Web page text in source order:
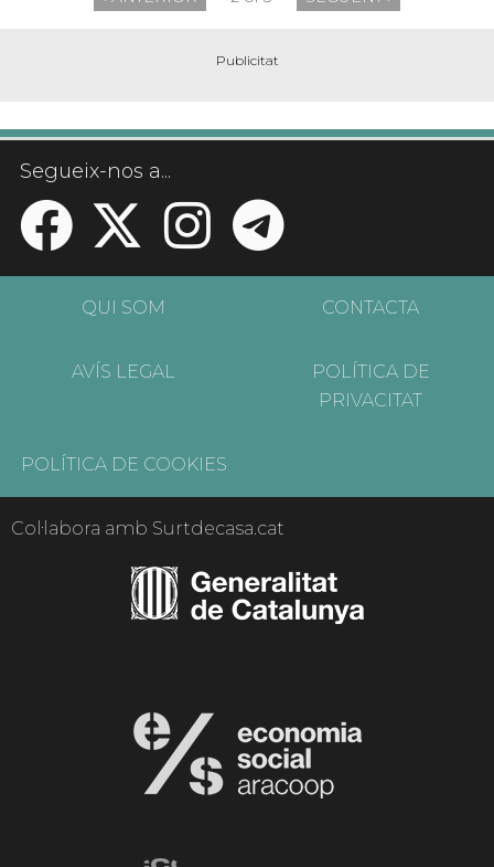
Segueix-nos a...
QUI SOM CONTACTA
AVÍS LEGAL
POLÍTICA DE
PRIVACITAT
POLÍTICA DE COOKIES
Col·labora amb Surtdecasa.cat